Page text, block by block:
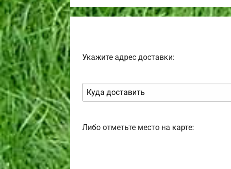
Укажите адрес доставки:
Либо отметьте место на карте: